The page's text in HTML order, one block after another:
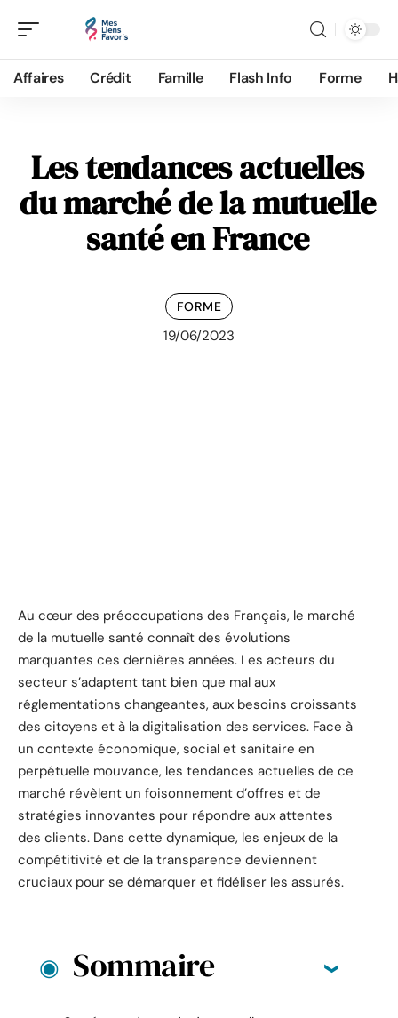
Affaires Crédit Famille Flash Info Forme
Les tendances actuelles
du marché de la mutuelle
santé en France
FORME
19/06/2023
Au cœur des préoccupations des Français, le marché
de la mutuelle santé connaît des évolutions
marquantes ces dernières années. Les acteurs du
secteur s’adaptent tant bien que mal aux
réglementations changeantes, aux besoins croissants
des citoyens et à la digitalisation des services. Face à
un contexte économique, social et sanitaire en
perpétuelle mouvance, les tendances actuelles de ce
marché révèlent un foisonnement d’offres et de
stratégies innovantes pour répondre aux attentes
des clients. Dans cette dynamique, les enjeux de la
compétitivité et de la transparence deviennent
cruciaux pour se démarquer et fidéliser les assurés.
Sommaire